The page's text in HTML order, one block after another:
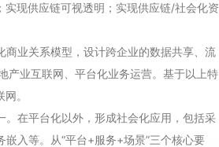
现供应链可视透明；实现供应链/社会化资
业关系模型，设计跨企业的数据共享、流
产业互联网、平台化业务运营。基于以上特
。
在平台化以外，形成社会化应用，包括采
入等。从“平台+服务+场景”三个核心要